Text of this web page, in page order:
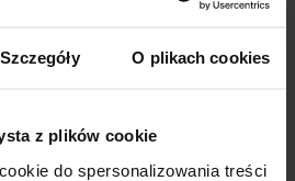
Szczegóły O plikach cookies
z plików cookie
do spersonalizowania treści